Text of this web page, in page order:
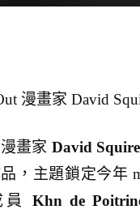
漫畫家 David
畫家 David
，主題鎖定今年
員 Khn de